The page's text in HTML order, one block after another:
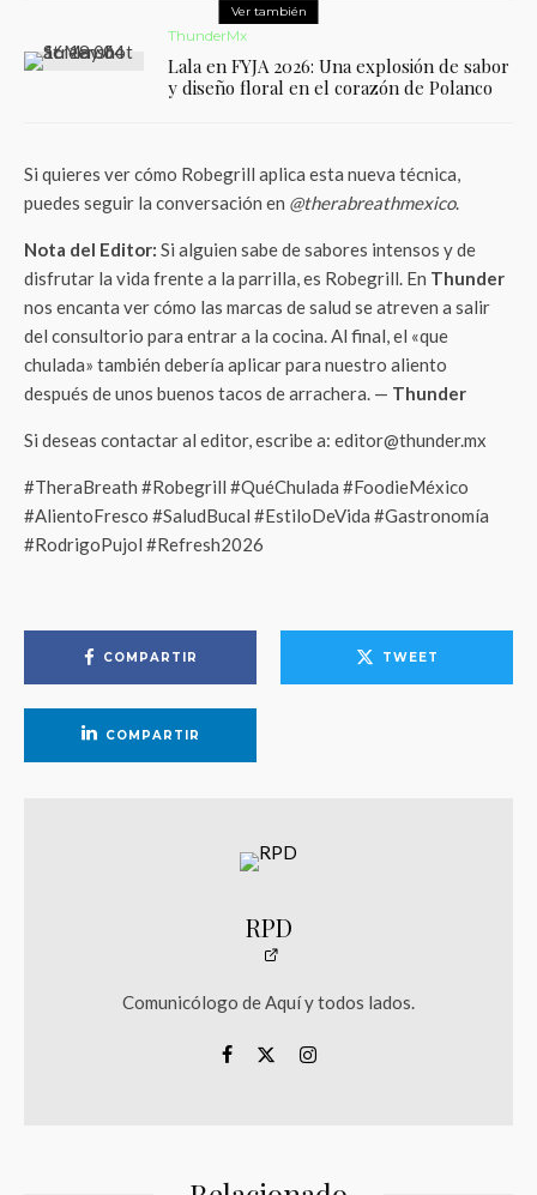
Ver también
ThunderMx
Lala en FYJA 2026: Una explosión de sabor
y diseño floral en el corazón de Polanco
Si quieres ver cómo Robegrill aplica esta nueva técnica,
puedes seguir la conversación en @therabreathmexico.
Nota del Editor: Si alguien sabe de sabores intensos y de
disfrutar la vida frente a la parrilla, es Robegrill. En Thunder
nos encanta ver cómo las marcas de salud se atreven a salir
del consultorio para entrar a la cocina. Al final, el «que
chulada» también debería aplicar para nuestro aliento
después de unos buenos tacos de arrachera. — Thunder
Si deseas contactar al editor, escribe a: editor@thunder.mx
#TheraBreath #Robegrill #QuéChulada #FoodieMéxico
#AlientoFresco #SaludBucal #EstiloDeVida #Gastronomía
#RodrigoPujol #Refresh2026
COMPARTIR TWEET
COMPARTIR
RPD
Comunicólogo de Aquí y todos lados.